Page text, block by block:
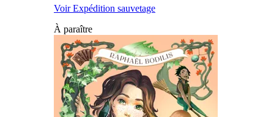
Voir Expédition sauvetage
À paraître